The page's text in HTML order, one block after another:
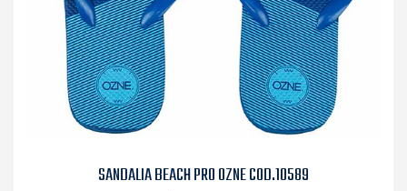
SANDALIA BEACH PRO OZNE COD.10589